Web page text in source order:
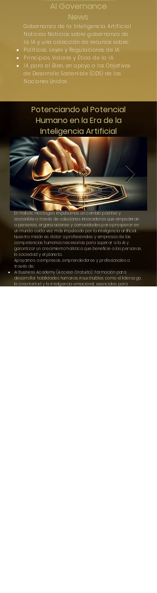
AI Governance
News
Gobernanza de la Inteligencia Artificial
Noticias Noticias sobre gobernanza de
la IA y una colección de recursos sobre:
Políticas, Leyes y Regulaciones de IA
Principios, Valores y Ética de la IA
IA para el Bien, en apoyo a los Objetivos
de Desarrollo Sostenible (ODS) de las
Naciones Unidas
Potenciando el Potencial
Humano en la Era de la
Inteligencia Artificial
En Holistic Hoctagon, impulsamos un cambio positivo y
sostenible a través de soluciones innovadoras que empoderan
a personas, organizaciones y comunidades para prosperar en
un mundo cada vez más impulsado por la inteligencia artificial.
Nuestra misión es dotar a profesionales y empresas de las
competencias humanas necesarias para superar a la AI y
garantizar un crecimiento holístico que beneficie a las personas,
la sociedad y el planeta.
Apoyamos a empresas, emprendedores y profesionales a
través de:
AI Business Academy (Acceso Gratuito): Formación para
desarrollar habilidades humanas insustituibles como el liderazgo,
la creatividad y la inteligencia emocional, esenciales para